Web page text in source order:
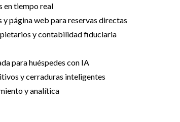
en tiempo real
página web para reservas directas
y contabilidad fiduciaria
para huéspedes con IA
y cerraduras inteligentes
y analítica